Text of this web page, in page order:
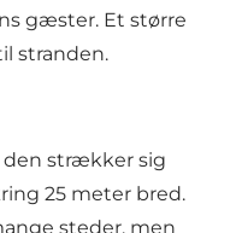
gæster. Et større
stranden.
den strækker sig
25 meter bred.
steder, men